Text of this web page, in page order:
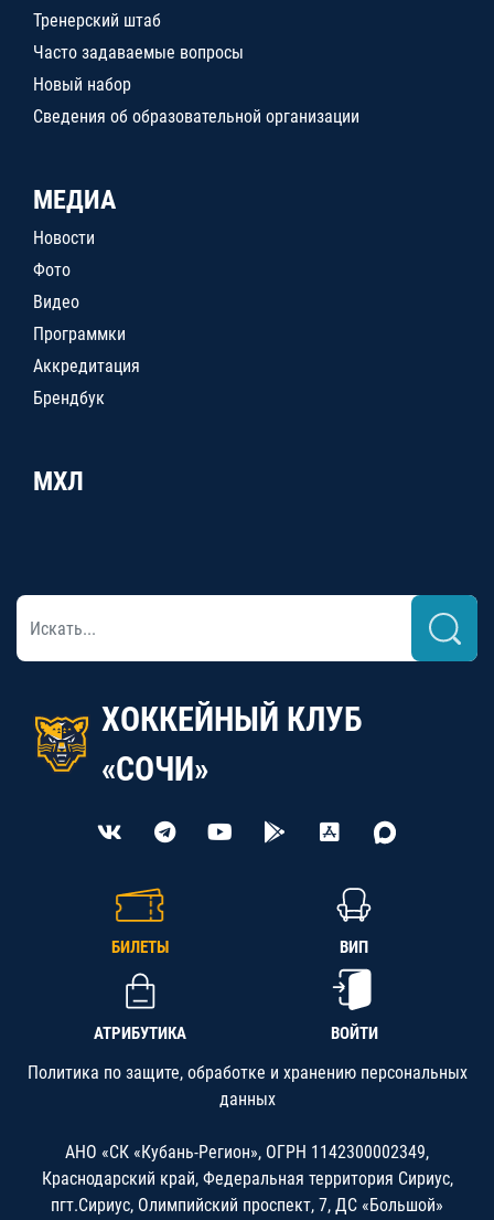
Тренерский штаб
Часто задаваемые вопросы
Новый набор
Сведения об образовательной организации
МЕДИА
Новости
Фото
Видео
Программки
Аккредитация
Брендбук
МХЛ
ХОККЕЙНЫЙ КЛУБ
«СОЧИ»
БИЛЕТЫ ВИП
АТРИБУТИКА ВОЙТИ
Политика по защите, обработке и хранению персональных
данных
АНО «СК «Кубань-Регион», ОГРН 1142300002349,
Краснодарский край, Федеральная территория Сириус,
пгт.Сириус, Олимпийский проспект, 7, ДС «Большой»